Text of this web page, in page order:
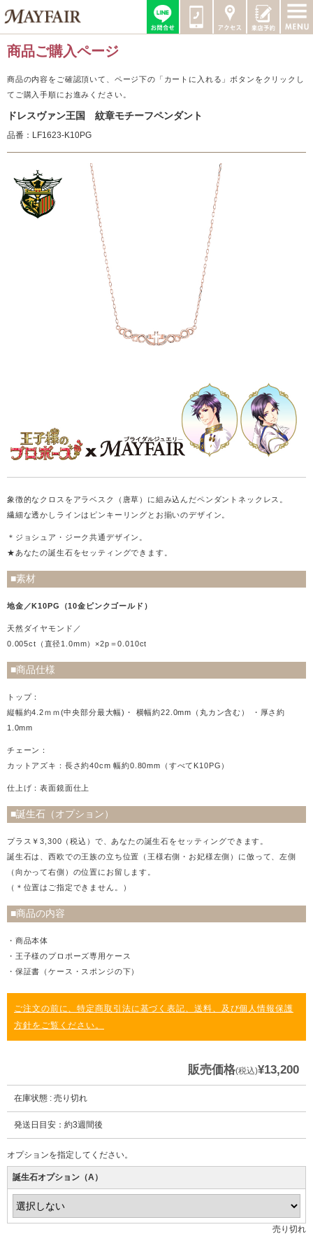
商品ご購入ページ
商品の内容をご確認頂いて、ページ下の「カートに入れる」ボタンをクリックし
てご購入手順にお進みください。
ドレスヴァン王国 紋章モチーフペンダント
品番：LF1623-K10PG
象徴的なクロスをアラベスク（唐草）に組み込んだペンダントネックレス。
繊細な透かしラインはピンキーリングとお揃いのデザイン。
＊ジョシュア・ジーク共通デザイン。
★あなたの誕生石をセッティングできます。
■素材
地金／K10PG（10金ピンクゴールド）
天然ダイヤモンド／
0.005ct（直径1.0mm）×2p＝0.010ct
■商品仕様
トップ：
縦幅約4.2ｍｍ(中央部分最大幅)・ 横幅約22.0mm（丸カン含む） ・厚さ約
1.0mm
チェーン：
カットアズキ：長さ約40cm 幅約0.80mm（すべてK10PG）
仕上げ：表面鏡面仕上
■誕生石（オプション）
プラス￥3,300（税込）で、あなたの誕生石をセッティングできます。
誕生石は、西欧での王族の立ち位置（王様右側・お妃様左側）に倣って、左側
（向かって右側）の位置にお留します。
（＊位置はご指定できません。）
■商品の内容
・商品本体
・王子様のプロポーズ専用ケース
・保証書（ケース・スポンジの下）
ご注文の前に、特定商取引法に基づく表記、送料、及び個人情報保護
方針をご覧ください。
販売価格(税込)¥13,200
在庫状態 : 売り切れ
発送日目安：約3週間後
オプションを指定してください。
誕生石オプション（A）
売り切れ